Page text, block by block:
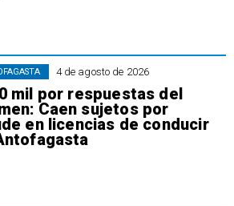
4 de agosto de 2026
mil por respuestas del
Caen sujetos por
en licencias de conducir